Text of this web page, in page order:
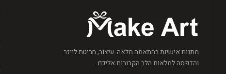
מתנות אישיות בהתאמה מלאה. עיצוב, חריטת לייזר
והדפסה למלאות הלב הקרובות אליכם.